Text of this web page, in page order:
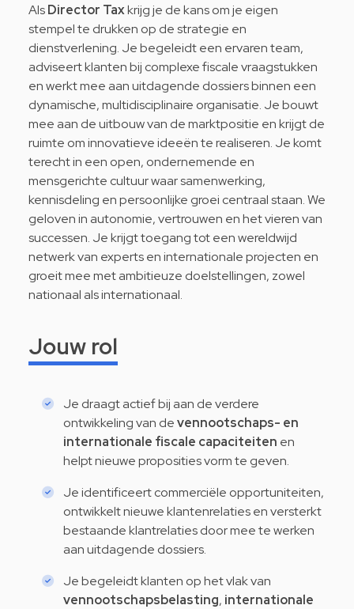
AlsDirector Taxkrijg je de kans om je eigen
stempel te drukken op de strategie en
dienstverlening. Je begeleidt een ervaren team,
adviseert klanten bij complexe fiscale vraagstukken
en werkt mee aan uitdagende dossiers binnen een
dynamische, multidisciplinaire organisatie. Je bouwt
mee aan de uitbouw van de marktpositie en krijgt de
ruimte om innovatieve ideeën te realiseren. Je komt
terecht in een open, ondernemende en
mensgerichte cultuur waar samenwerking,
kennisdeling en persoonlijke groei centraal staan. We
geloven in autonomie, vertrouwen en het vieren van
successen. Je krijgt toegang tot een wereldwijd
netwerk van experts en internationale projecten en
groeit mee met ambitieuze doelstellingen, zowel
nationaal als internationaal.
Jouw rol
Je draagt actief bij aan de verdere
ontwikkeling van devennootschaps- en
internationale fiscale capaciteiten en
helpt nieuwe proposities vorm te geven.
Je identificeert commerciële opportuniteiten,
ontwikkelt nieuwe klantenrelaties en versterkt
bestaande klantrelaties door mee te werken
aan uitdagende dossiers.
Je begeleidt klanten op het vlak van
vennootschapsbelasting, internationale